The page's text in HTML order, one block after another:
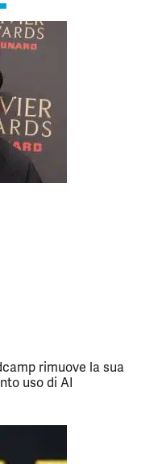
rimuove la sua
uso di AI